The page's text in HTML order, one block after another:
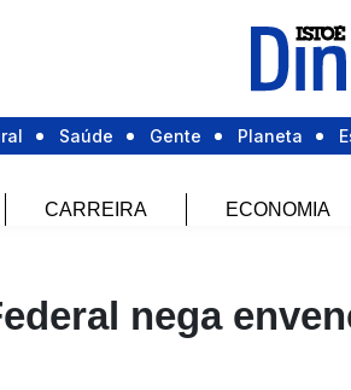
Saúde Gente Planeta
CARREIRA ECONOMIA
nega